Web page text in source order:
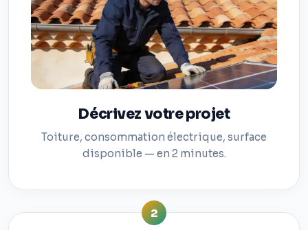
Décrivez votre projet
Toiture, consommation électrique, surface
disponible — en 2 minutes.
2